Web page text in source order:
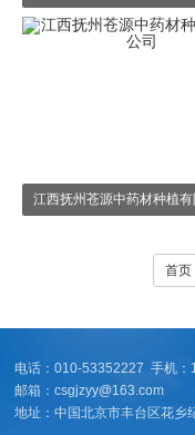
江西抚州苍源中药材种植有
首页
电话：010-53352227 手机：
邮箱：csgjzyy@163.com
地址：中国北京市丰台区花乡